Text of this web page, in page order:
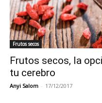
Frutos secos
Frutos secos, la
tu cerebro
Anyi Salom - 17/12/2017